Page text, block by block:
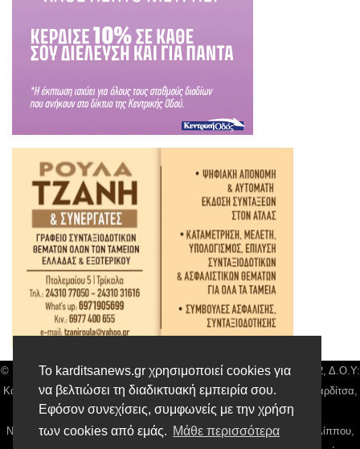
Το karditsanews.gr χρησιμοποιεί cookies για
να βελτιώσει τη διαδικτυακή εμπειρία σου.
Εφόσον συνεχίσεις, συμφωνείς με την χρήση
των cookies από εμάς. Μάθε περισσότερα
© Karditsa News | Διακριτικός Τίτλος: Orion Media, ΑΦΜ: 043750542, Δ.Ο.Υ:
Καρδίτσας, Αρ. Γεμή: 018804431000, Δ/νση: Διάκου 10 τ.κ 43132 Καρδίτσα,
Τηλ: 24410 42500, email:news@karditsanews.gr.
Νόμιμος Εκπρόσωπος, Ιδιοκτήτης και Διαχειριστής: Παναγιώτης Φιλίππου,